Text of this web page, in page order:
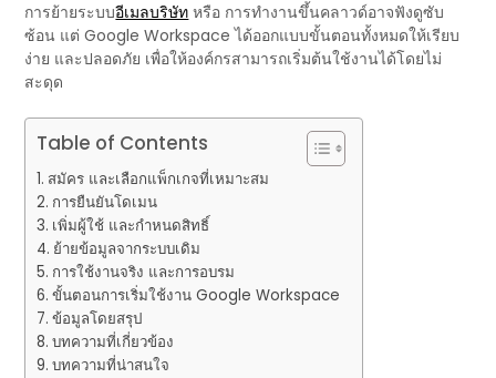
การย้ายระบบอีเมลบริษัท หรือ การทำงานขึ้นคลาวด์อาจฟังดูซับ
ซ้อน แต่ Google Workspace ได้ออกแบบขั้นตอนทั้งหมดให้เรียบ
ง่าย และปลอดภัย เพื่อให้องค์กรสามารถเริ่มต้นใช้งานได้โดยไม่
สะดุด
Table of Contents
สมัคร และเลือกแพ็กเกจที่เหมาะสม
การยืนยันโดเมน
เพิ่มผู้ใช้ และกำหนดสิทธิ์
ย้ายข้อมูลจากระบบเดิม
การใช้งานจริง และการอบรม
ขั้นตอนการเริ่มใช้งาน Google Workspace
ข้อมูลโดยสรุป
บทความที่เกี่ยวข้อง
บทความที่น่าสนใจ